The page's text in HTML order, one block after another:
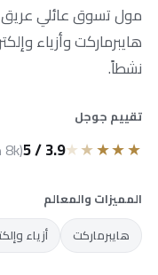
مول تسوق عائلي
هايبرماركت وأزياء
نشطاً.
تقييم جوجل
★
★
★
★
★
3.9 / 5 (8k مراجعة)
المميزات والمعالم
هايبرماركت
أزياء